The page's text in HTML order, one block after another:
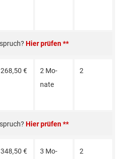
Hier prüfen **
268,50 €
2 Mo­
nate
2
Hier prüfen **
348,50 €
3 Mo­
2